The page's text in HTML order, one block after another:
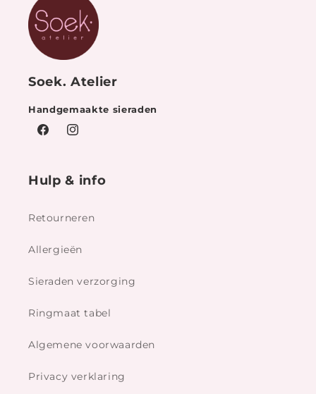
Soek. Atelier
Handgemaakte sieraden
FacebookInstagram
Hulp & info
Retourneren
Allergieën
Sieraden verzorging
Ringmaat tabel
Algemene voorwaarden
Privacy verklaring